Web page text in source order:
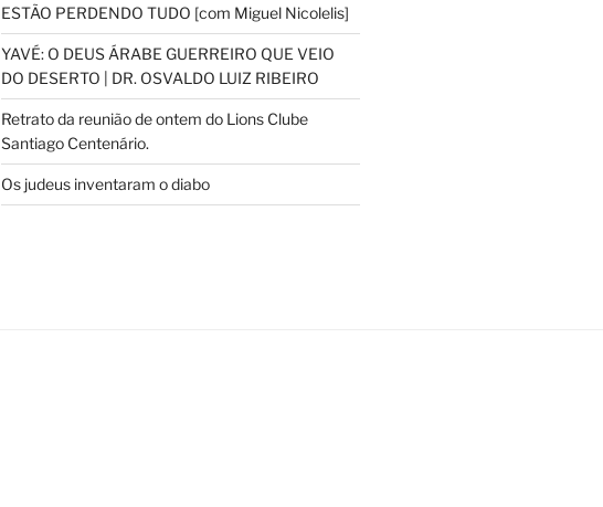
ESTÃO PERDENDO TUDO [com Miguel Nicolelis]
YAVÉ: O DEUS ÁRABE GUERREIRO QUE VEIO
DO DESERTO | DR. OSVALDO LUIZ RIBEIRO
Retrato da reunião de ontem do Lions Clube
Santiago Centenário.
Os judeus inventaram o diabo